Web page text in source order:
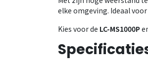
elke omgeving. Ideaal
Kies voor de LC-MS1000P